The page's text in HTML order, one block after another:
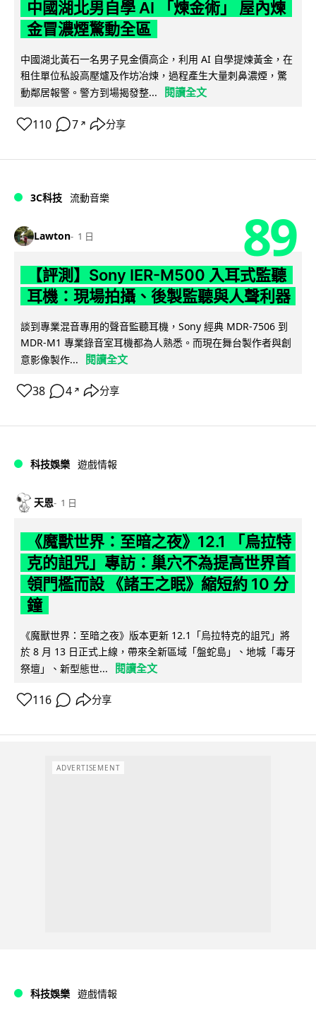
中國湖北男自學 AI 「煉金術」 屋內煉
金冒濃煙驚動全區
中國湖北黃石一名男子見金價高企，利用 AI 自學提煉黃金，在
租住單位私設高壓爐及作坊冶煉，過程產生大量刺鼻濃煙，驚
動鄰居報警。警方到場揭發整...
閱讀全文
110 7 ↗ 分享
3C科技 流動音樂
Lawton 1 日 89
【評測】Sony IER-M500 入耳式監聽
耳機：現場拍攝、後製監聽與人聲利器
談到專業混音專用的聲音監聽耳機，Sony 經典 MDR-7506 到
MDR-M1 專業錄音室耳機都為人熟悉。而現在舞台製作者與創
意影像製作...
閱讀全文
38 4 ↗ 分享
科技娛樂 遊戲情報
天恩 1 日
《魔獸世界：至暗之夜》12.1 「烏拉特
克的詛咒」專訪：巢穴不為提高世界首
領門檻而設 《諸王之眠》縮短約 10 分
鐘
《魔獸世界：至暗之夜》版本更新 12.1「烏拉特克的詛咒」將
於 8 月 13 日正式上線，帶來全新區域「盤蛇島」、地城「毒牙
祭壇」、新型態世...
閱讀全文
116 分享
ADVERTISEMENT
科技娛樂 遊戲情報